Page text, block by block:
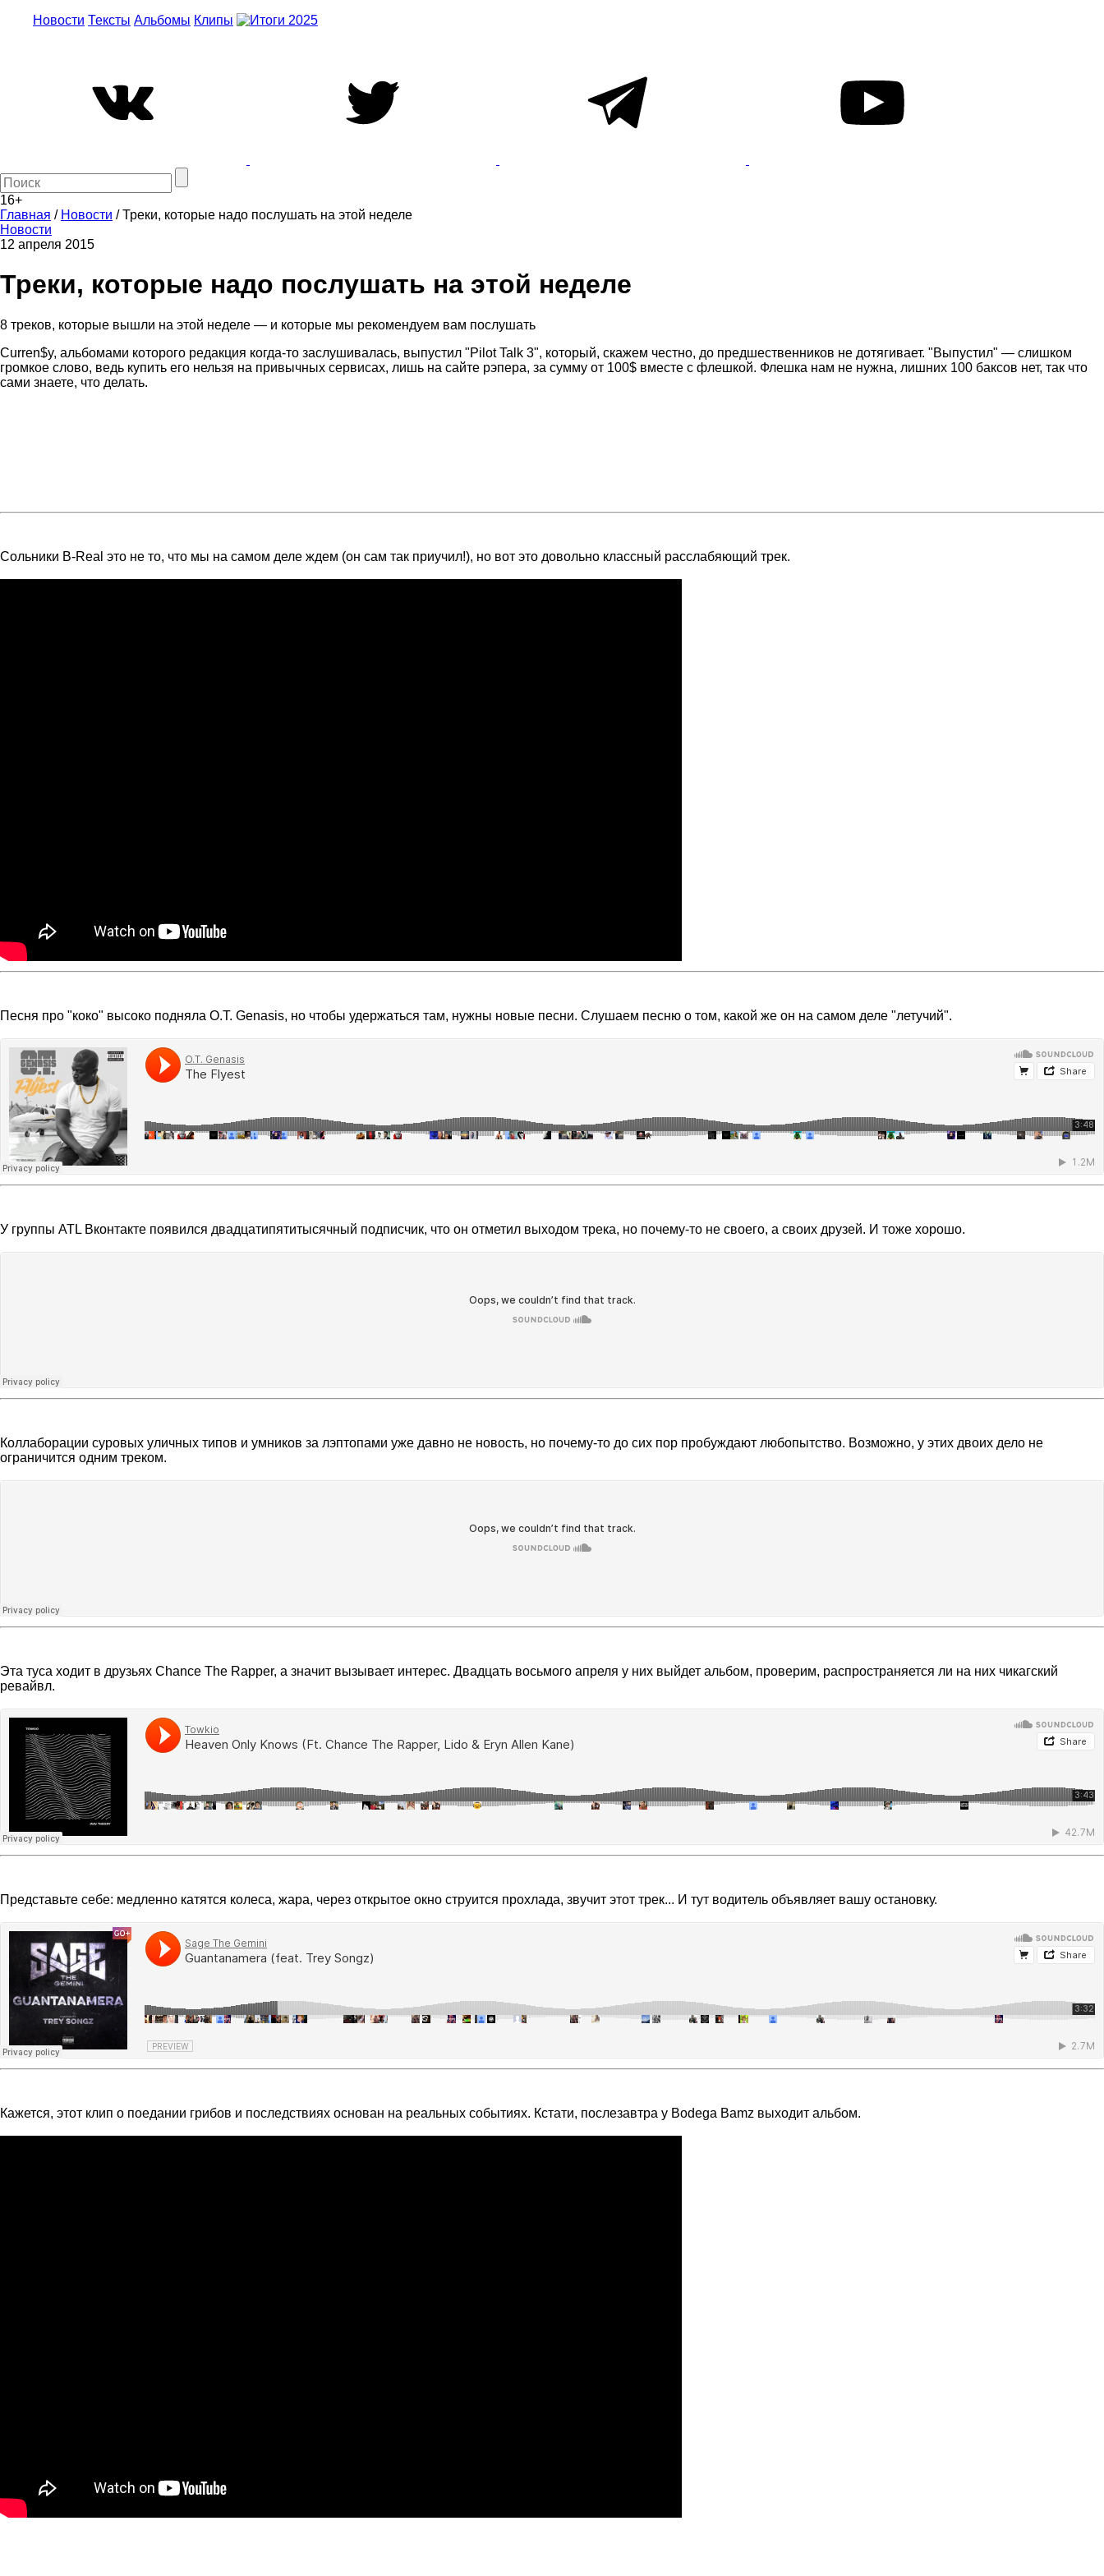
Новости Тексты Альбомы Клипы
16+
Главная / Новости /Треки, которые надо послушать на этой неделе
Новости
12 апреля 2015
Треки, которые надо послушать на этой неделе
8 треков, которые вышли на этой неделе — и которые мы рекомендуем вам послушать
Curren$y, альбомами которого редакция когда-то заслушивалась, выпустил "Pilot Talk 3", который, скажем честно, до предшественников не дотягивает. "Выпустил" — слишком
громкое слово, ведь купить его нельзя на привычных сервисах, лишь на сайте рэпера, за сумму от 100$ вместе с флешкой. Флешка нам не нужна, лишних 100 баксов нет, так что
сами знаете, что делать.
Сольники B-Real это не то, что мы на самом деле ждем (он сам так приучил!), но вот это довольно классный расслабяющий трек.
Песня про "коко" высоко подняла O.T. Genasis, но чтобы удержаться там, нужны новые песни. Слушаем песню о том, какой же он на самом деле "летучий".
У группы ATL Вконтакте появился двадцатипятитысячный подписчик, что он отметил выходом трека, но почему-то не своего, а своих друзей. И тоже хорошо.
Коллаборации суровых уличных типов и умников за лэптопами уже давно не новость, но почему-то до сих пор пробуждают любопытство. Возможно, у этих двоих дело не
ограничится одним треком.
Эта туса ходит в друзьях Chance The Rapper, а значит вызывает интерес. Двадцать восьмого апреля у них выйдет альбом, проверим, распространяется ли на них чикагский
ревайвл.
Представьте себе: медленно катятся колеса, жара, через открытое окно струится прохлада, звучит этот трек... И тут водитель объявляет вашу остановку.
Кажется, этот клип о поедании грибов и последствиях основан на реальных событиях. Кстати, послезавтра у Bodega Bamz выходит альбом.